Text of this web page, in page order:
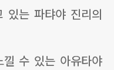
있는 파탸야 진리의
수 있는 아유타야